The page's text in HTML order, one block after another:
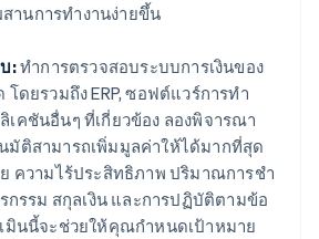
านการทํางานง่ายขึ้น
:ทําการตรวจสอบระบบการเงินของ
ดยรวมถึง ERP, ซอฟต์แวร์การทํา
คชันอื่นๆ ที่เกี่ยวข้อง ลองพิจารณา
มัติสามารถเพิ่มมูลค่าให้ได้มากที่สุด
ความไร้ประสิทธิภาพ ปริมาณการชํา
รกรรม สกุลเงิน และการปฏิบัติตามข้อ
มินนี้จะช่วยให้คุณกําหนดเป้าหมาย